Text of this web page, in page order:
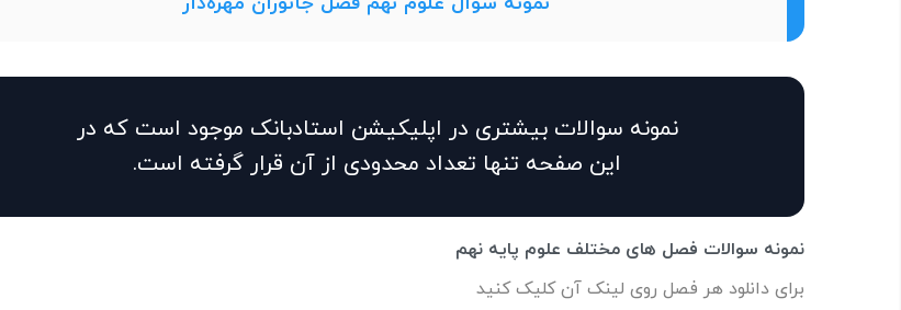
نمونه سوالات بیشتری در اپلیکیشن استادبانک موجود است که در
این صفحه تنها تعداد محدودی از آن قرار گرفته است.
نمونه سوالات فصل های مختلف علوم پایه نهم
برای دانلود هر فصل روی لینک آن کلیک کنید